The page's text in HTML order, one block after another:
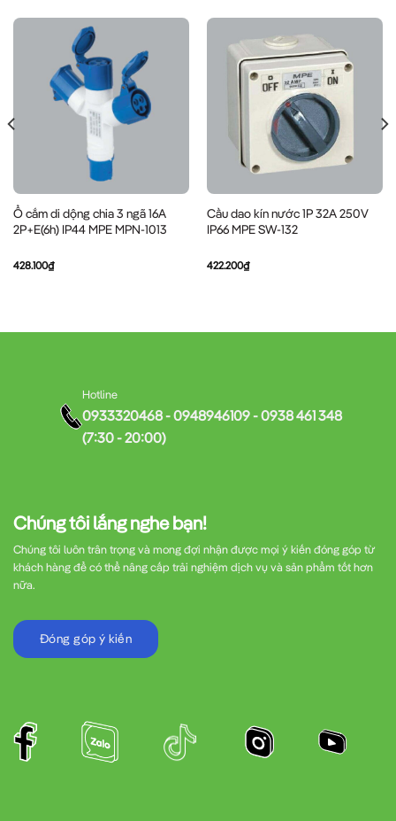
Ổ cắm di dộng chia 3 ngã 16A
2P+E(6h) IP44 MPE MPN-1013
428.100₫
Cầu dao kín nước 1P 32A 250V
IP66 MPE SW-132
422.200₫
Chúng tôi lắng nghe bạn!
Chúng tôi luôn trân trọng và mong đợi nhận được mọi ý kiến đóng góp từ
khách hàng để có thể nâng cấp trải nghiệm dịch vụ và sản phẩm tốt hơn
nữa.
Đóng góp ý kiến
Hotline
0933320468 - 0948946109 - 0938 461 348
(7:30 - 20:00)